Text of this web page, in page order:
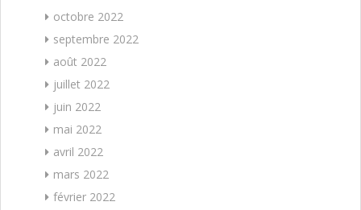
octobre 2022
septembre 2022
août 2022
juillet 2022
juin 2022
mai 2022
avril 2022
mars 2022
février 2022